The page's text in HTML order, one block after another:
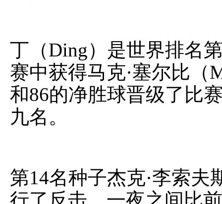
丁（Ding）是世界排名
赛中获得马克·塞尔比（
和86的净胜球晋级了比
九名。
第14名种子杰克·李索夫